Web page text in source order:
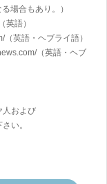
場合もあり。）
英語）
（英語・ヘブライ語）
（英語・ヘブ
人および
い。